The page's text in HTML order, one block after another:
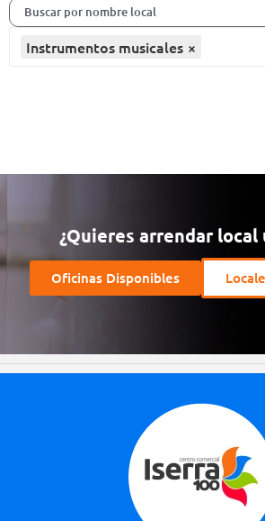
Instrumentos musicales ×
¿Quieres arrendar local
Oficinas Disponibles